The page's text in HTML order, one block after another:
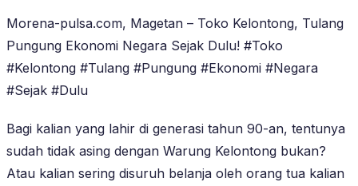
Morena-pulsa.com, Magetan – Toko Kelontong, Tulang
Pungung Ekonomi Negara Sejak Dulu! #Toko
#Kelontong #Tulang #Pungung #Ekonomi #Negara
#Sejak #Dulu
Bagi kalian yang lahir di generasi tahun 90-an, tentunya
sudah tidak asing dengan Warung Kelontong bukan?
Atau kalian sering disuruh belanja oleh orang tua kalian